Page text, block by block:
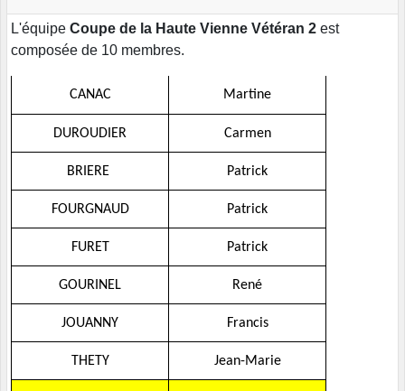
L'équipe Coupe de la Haute Vienne Vétéran 2 est
composée de 10 membres.
CANAC Martine
DUROUDIER Carmen
BRIERE Patrick
FOURGNAUD Patrick
FURET Patrick
GOURINEL René
JOUANNY Francis
THETY Jean-Marie